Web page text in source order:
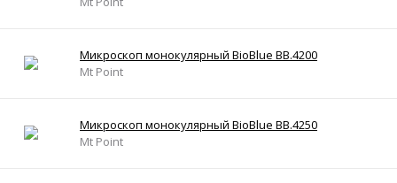
Микроскоп монокулярный BioBlue BB.4200
Mt Point
Микроскоп монокулярный BioBlue BB.4250
Mt Point